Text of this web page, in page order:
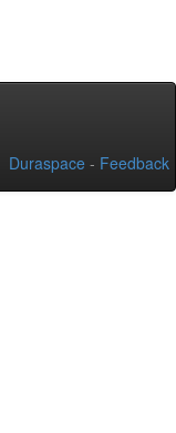
Duraspace - Feedback